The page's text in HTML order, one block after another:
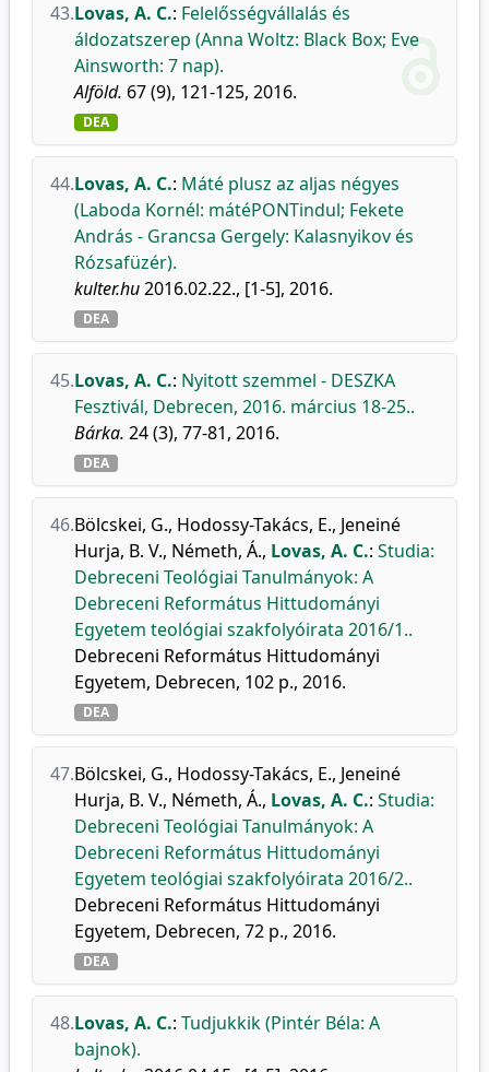
43.Lovas, A. C.: Felelősségvállalás és
áldozatszerep (Anna Woltz: Black Box; Eve
Ainsworth: 7 nap).
Alföld. 67 (9), 121-125, 2016.
DEA
44.Lovas, A. C.: Máté plusz az aljas négyes
(Laboda Kornél: mátéPONTindul; Fekete
András - Grancsa Gergely: Kalasnyikov és
Rózsafüzér).
kulter.hu2016.02.22., [1-5], 2016.
DEA
45.Lovas, A. C.: Nyitott szemmel - DESZKA
Fesztivál, Debrecen, 2016. március 18-25..
Bárka. 24 (3), 77-81, 2016.
DEA
46.Bölcskei, G., Hodossy-Takács, E., Jeneiné
Hurja, B. V., Németh, Á., Lovas, A. C.: Studia:
Debreceni Teológiai Tanulmányok: A
Debreceni Református Hittudományi
Egyetem teológiai szakfolyóirata 2016/1..
Debreceni Református Hittudományi
Egyetem, Debrecen, 102 p., 2016.
DEA
47.Bölcskei, G., Hodossy-Takács, E., Jeneiné
Hurja, B. V., Németh, Á., Lovas, A. C.: Studia:
Debreceni Teológiai Tanulmányok: A
Debreceni Református Hittudományi
Egyetem teológiai szakfolyóirata 2016/2..
Debreceni Református Hittudományi
Egyetem, Debrecen, 72 p., 2016.
DEA
48.Lovas, A. C.: Tudjukkik (Pintér Béla: A
bajnok).